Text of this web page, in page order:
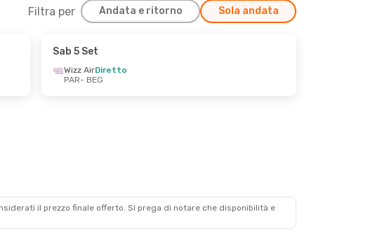
Filtra per Andata e ritorno Sola andata
Sab 5 Set
Wizz AirDiretto
PAR- BEG
il ​​prezzo finale offerto. Si prega di notare che disponibilità e